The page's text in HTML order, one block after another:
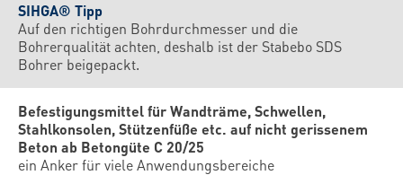
SIHGA® Tipp
Auf den richtigen Bohrdurchmesser und die
Bohrerqualität achten, deshalb ist der Stabebo SDS
Bohrer beigepackt.
Befestigungsmittel für Wandträme, Schwellen,
Stahlkonsolen, Stützenfüße etc. auf nicht gerissenem
Beton ab Betongüte C 20/25
ein Anker für viele Anwendungsbereiche